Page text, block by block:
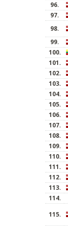
96.
97.
98.
99.
100.
101.
102.
103.
104.
105.
106.
107.
108.
109.
110.
111.
112.
113.
114.
115.